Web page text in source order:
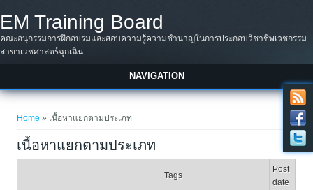
EM Training Board
คณะอนุกรรมการฝึกอบรมและสอบความรู้ความชำนาญในการประกอบวิชาชีพเวชกรรม
สาขาเวชศาสตร์ฉุกเฉิน
NAVIGATION
You are here
Home » เนื้อหาแยกตามประเภท
เนื้อหาแยกตามประเภท
Tags
Post
date